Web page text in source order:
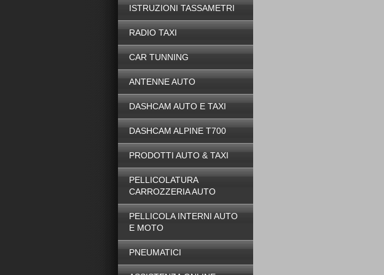
ISTRUZIONI TASSAMETRI
RADIO TAXI
CAR TUNNING
ANTENNE AUTO
DASHCAM AUTO E TAXI
DASHCAM ALPINE T700
PRODOTTI AUTO & TAXI
PELLICOLATURA
CARROZZERIA AUTO
PELLICOLA INTERNI AUTO
E MOTO
PNEUMATICI